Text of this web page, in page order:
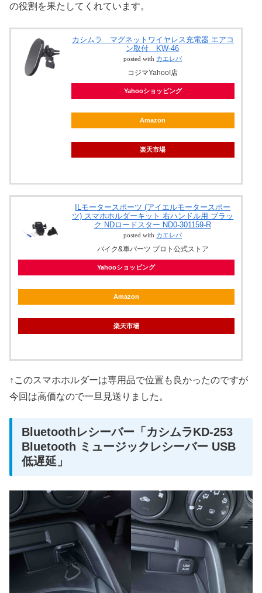
の役割を果たしてくれています。
カシムラ マグネットワイヤレス充電器 エアコ
ン取付 KW-46
posted with カエレバ
コジマYahoo!店
Yahooショッピング
Amazon
楽天市場
ILモータースポーツ (アイエルモータースポー
ツ) スマホホルダーキット 右ハンドル用 ブラッ
ク NDロードスター ND0-301159-R
posted with カエレバ
バイク&車パーツ プロト公式ストア
Yahooショッピング
Amazon
楽天市場
↑このスマホホルダーは専用品で位置も良かったのですが
今回は高価なので一旦見送りました。
Bluetoothレシーバー「カシムラKD-253
Bluetooth ミュージックレシーバー USB
低遅延」